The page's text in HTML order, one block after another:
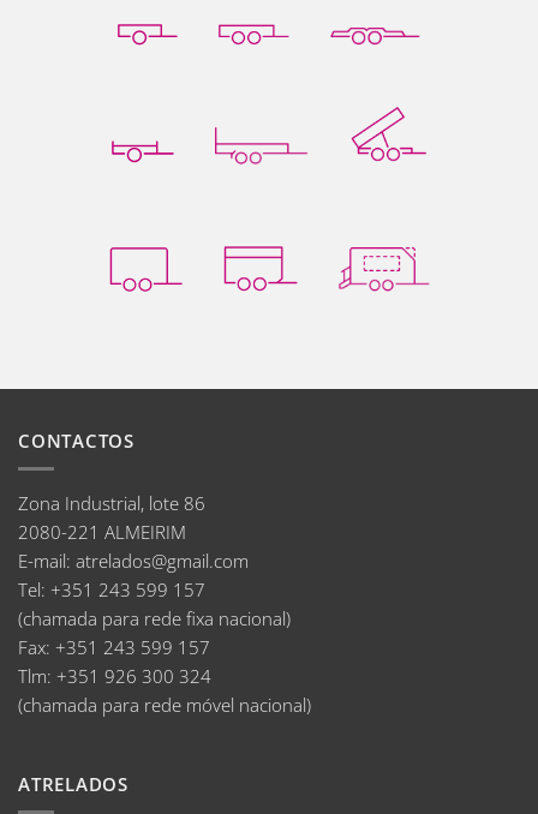
CONTACTOS
Zona Industrial, lote 86
2080-221 ALMEIRIM
E-mail: atrelados@gmail.com
Tel: +351 243 599 157
(chamada para rede fixa nacional)
Fax: +351 243 599 157
Tlm: +351 926 300 324
(chamada para rede móvel nacional)
ATRELADOS